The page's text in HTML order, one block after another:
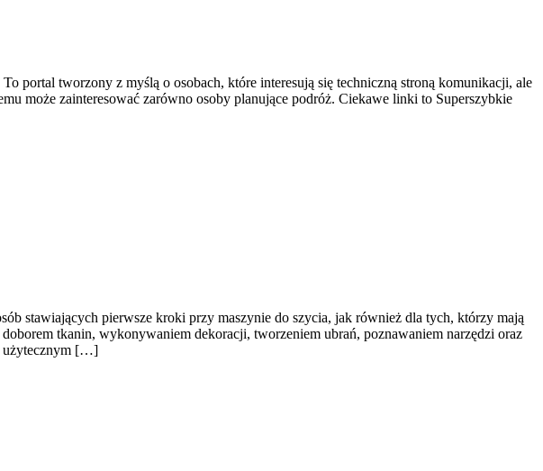
portal tworzony z myślą o osobach, które interesują się techniczną stroną komunikacji, ale
może zainteresować zarówno osoby planujące podróż. Ciekawe linki to Superszybkie
stawiających pierwsze kroki przy maszynie do szycia, jak również dla tych, którzy mają
tkanin, wykonywaniem dekoracji, tworzeniem ubrań, poznawaniem narzędzi oraz
użytecznym […]